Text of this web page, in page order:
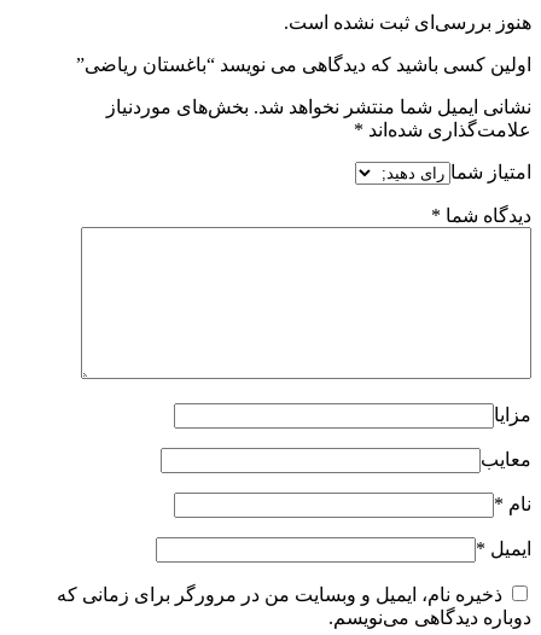
هنوز بررسی‌ای ثبت نشده است.
اولین کسی باشید که دیدگاهی می نویسد “باغستان ریاضی”
نشانی ایمیل شما منتشر نخواهد شد. بخش‌های موردنیاز
علامت‌گذاری شده‌اند *
امتیاز شما
دیدگاه شما *
مزایا
معایب
نام *
ایمیل *
ذخیره نام، ایمیل و وبسایت من در مرورگر برای زمانی که
دوباره دیدگاهی می‌نویسم.